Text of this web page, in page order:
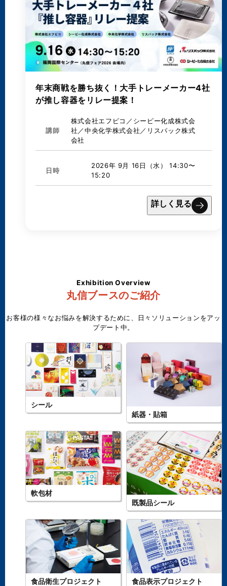
年末商戦を勝ち抜く！大手トレーメーカー4社
が推し容器をリレー提案！
講師
株式会社エフピコ／シーピー化成株式会
社／中央化学株式会社／リスパック株式
会社
日時
2026年 9月 16日（水） 14:30〜
15:20
詳しく見る
Exhibition Overview
丸信ブースのご紹介
お客様の様々なお悩みを解決するために、日々ソリューションをアッ
プデート中。
シール
紙器・貼箱
軟包材
既製品シール
食品衛生プロジェクト 食品表示プロジェクト